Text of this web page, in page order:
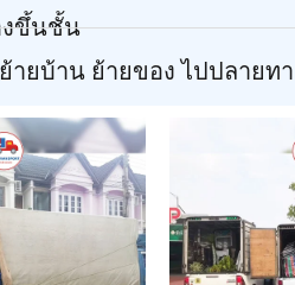
ขึ้นชั้น
ายบ้าน ย้ายของ ไปปลายท